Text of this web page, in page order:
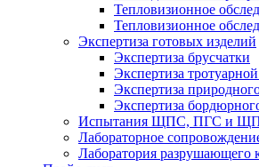
Тепловизионное
Тепловизионное
Экспертиза готовых изделий
Экспертиза брусчатки
Экспертиза
Экспертиза
Экспертиза
Испытания ЩПС, ПГС и
Лабораторное
Лаборатория разрушающего